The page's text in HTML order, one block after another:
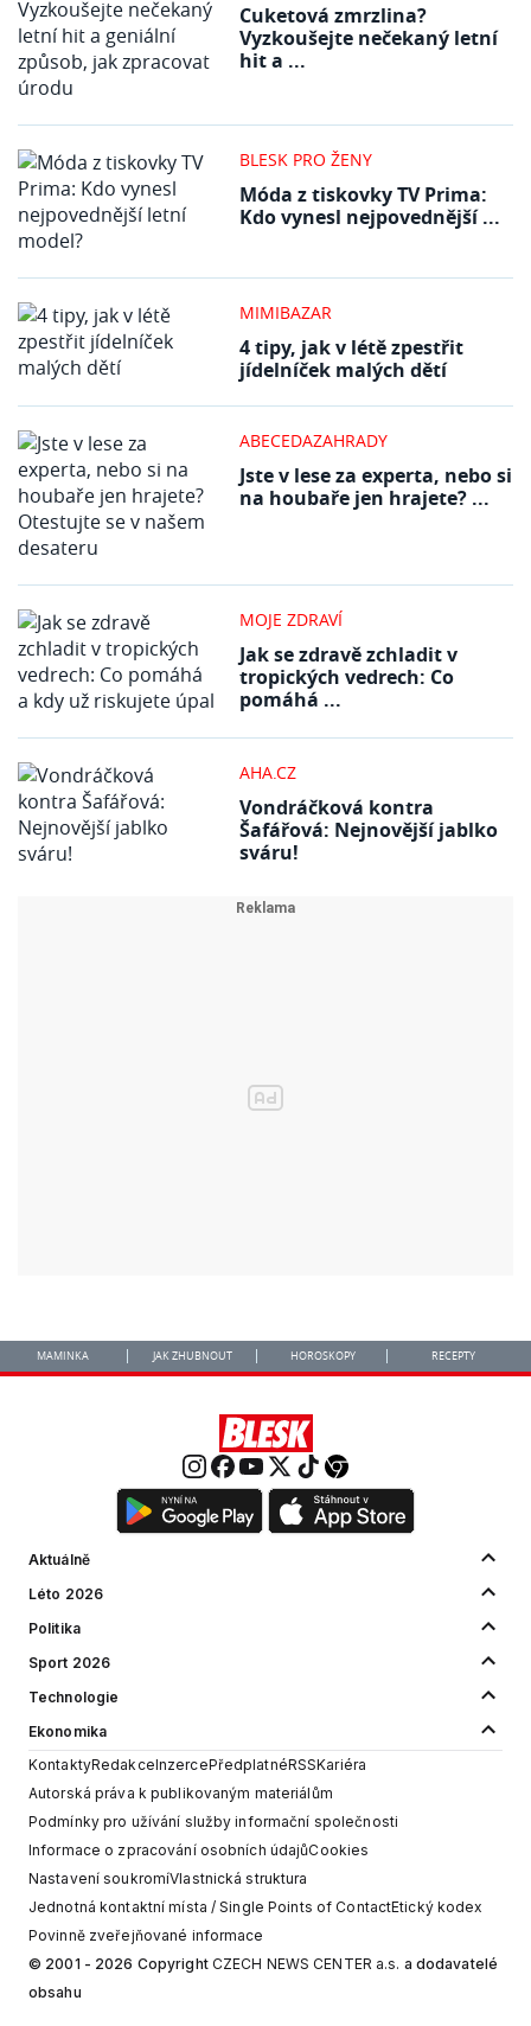
Cuketová zmrzlina?
Vyzkoušejte nečekaný letní
hit a ...
BLESK PRO ŽENY
Móda z tiskovky TV Prima:
Kdo vynesl nejpovednější ...
MIMIBAZAR
4 tipy, jak v létě zpestřit
jídelníček malých dětí
ABECEDAZAHRADY
Jste v lese za experta, nebo si
na houbaře jen hrajete? ...
MOJE ZDRAVÍ
Jak se zdravě zchladit v
tropických vedrech: Co
pomáhá ...
AHA.CZ
Vondráčková kontra
Šafářová: Nejnovější jablko
sváru!
MAMINKA JAK ZHUBNOUT HOROSKOPY RECEPTY
Aktuálně
Léto 2026
Politika
Sport 2026
Technologie
Ekonomika
KontaktyRedakceInzercePředplatnéRSSKariéra
Autorská práva k publikovaným materiálům
Podmínky pro užívání služby informační společnosti
Informace o zpracování osobních údajůCookies
Nastavení soukromíVlastnická struktura
Jednotná kontaktní místa / Single Points of ContactEtický kodex
Povinně zveřejňované informace
© 2001 - 2026 Copyright CZECH NEWS CENTER a.s. a dodavatelé
obsahu